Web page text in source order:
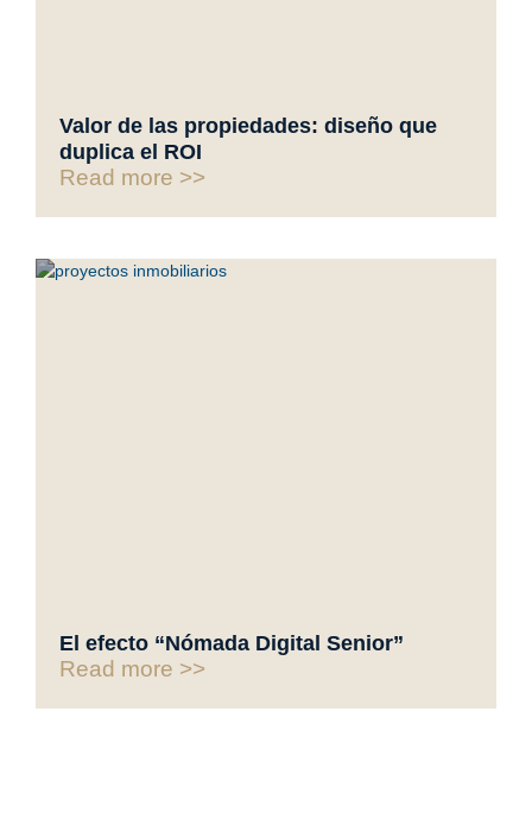
Valor de las propiedades: diseño que
duplica el ROI
Read more >>
El efecto “Nómada Digital Senior”
Read more >>